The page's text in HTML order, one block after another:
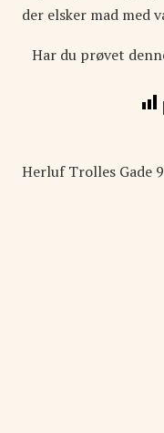
der elsker mad med
Har du prøvet
Herluf Trolles Gade 9